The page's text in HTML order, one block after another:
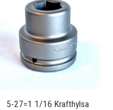
5-27=1 1/16 Krafthylsa